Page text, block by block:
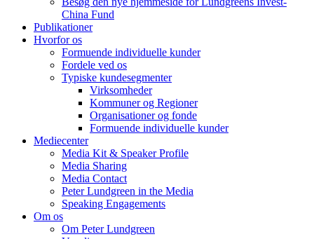
China Fund
Publikationer
Hvorfor os
Formuende individuelle kunder
Fordele ved os
Typiske kundesegmenter
Virksomheder
Kommuner og Regioner
Organisationer og fonde
Formuende individuelle kunder
Mediecenter
Media Kit & Speaker Profile
Media Sharing
Media Contact
Peter Lundgreen in the Media
Speaking Engagements
Om os
Om Peter Lundgreen